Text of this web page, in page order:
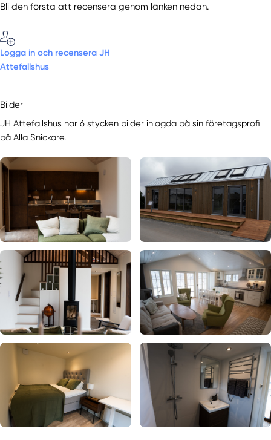
Bli den första att recensera genom länken nedan.
Logga in och recensera JH
Attefallshus
Bilder
JH Attefallshus har 6 stycken bilder inlagda på sin företagsprofil
på Alla Snickare.